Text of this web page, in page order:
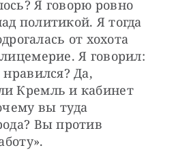
Я говорю ровно
политикой. Я тогда
от хохота
Я говорил:
Да,
Кремль и кабинет
вы туда
Вы против